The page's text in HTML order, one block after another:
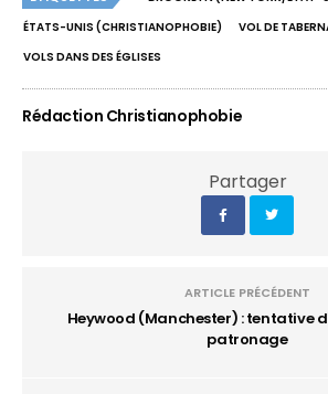
ÉTATS-UNIS (CHRISTIANOPHOBIE)
VOL DE
VOLS DANS DES ÉGLISES
Rédaction Christianophobie
Partager
ARTICLE PRÉCÉDENT
Heywood (Manchester) : tentative
patronage